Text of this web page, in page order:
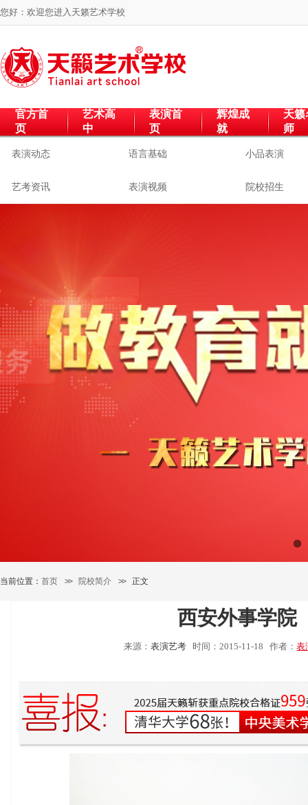
您好：欢迎您进入 天籁艺术学校
官方首
页
艺术高
中
表演首
页
辉煌成
就
天籁
师
表演动态 语言基础 小品表演
艺考资讯 表演视频 院校招生
当前位置： 首页 >> 院校简介 >> 正文
西安外事学院
来源：表演艺考 时间：2015-11-18 作者：表